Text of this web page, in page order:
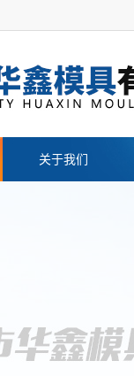
关于我们